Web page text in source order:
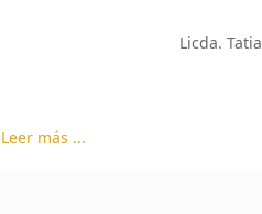
Licda.
Leer más ...